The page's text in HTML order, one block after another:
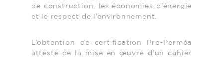
de construction, les économies d’énergie
et le respect de l’environnement.
L’obtention de certification Pro-Perméa
atteste de la mise en œuvre d’un cahier